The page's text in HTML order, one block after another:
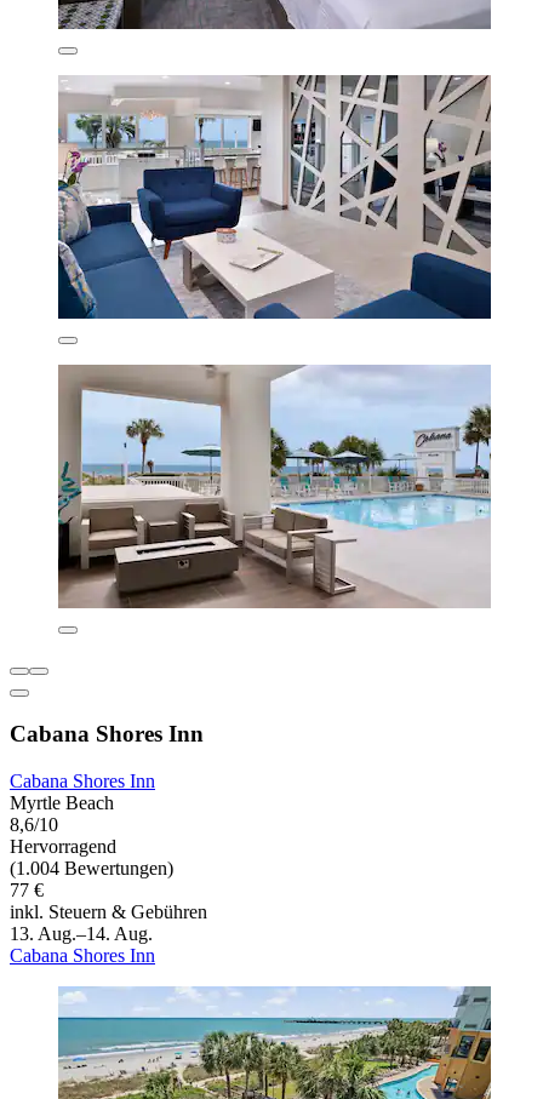
Cabana Shores Inn
Cabana Shores Inn
Myrtle Beach
8,6/10
Hervorragend
(1.004 Bewertungen)
77 €
inkl. Steuern & Gebühren
13. Aug.–14. Aug.
Cabana Shores Inn